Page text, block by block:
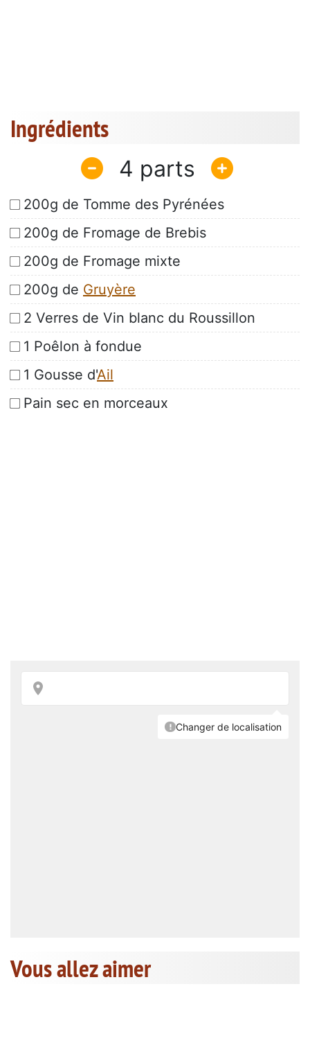
Ingrédients
4
200g de Tomme des Pyrénées
200g de Fromage de Brebis
200g de Fromage mixte
200g de Gruyère
2 Verres de Vin blanc du Roussillon
1 Poêlon à fondue
1 Gousse d'Ail
Pain sec en morceaux
Vous allez aimer